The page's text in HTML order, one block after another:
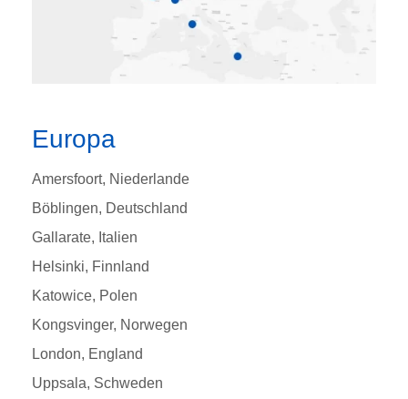
Europa
Amersfoort, Niederlande
Bӧblingen, Deutschland
Gallarate, Italien
Helsinki, Finnland
Katowice, Polen
Kongsvinger, Norwegen
London, England
Uppsala, Schweden